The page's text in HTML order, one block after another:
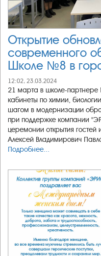
Открытие
современного
Школе №8 в
12:02, 23.03.2024
21 марта в школе-
кабинеты по химии,
шагом в модернизации
при поддержке компании
церемонии открытия гостей
Алексей Владимирович
Подробнее...